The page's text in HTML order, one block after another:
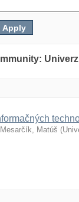
Mesarčík, Matúš (